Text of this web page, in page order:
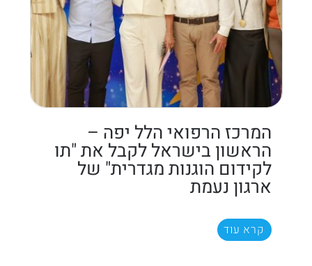
המרכז הרפואי הלל יפה –
הראשון בישראל לקבל את "תו
לקידום הוגנות מגדרית" של
ארגון נעמת
קרא עוד